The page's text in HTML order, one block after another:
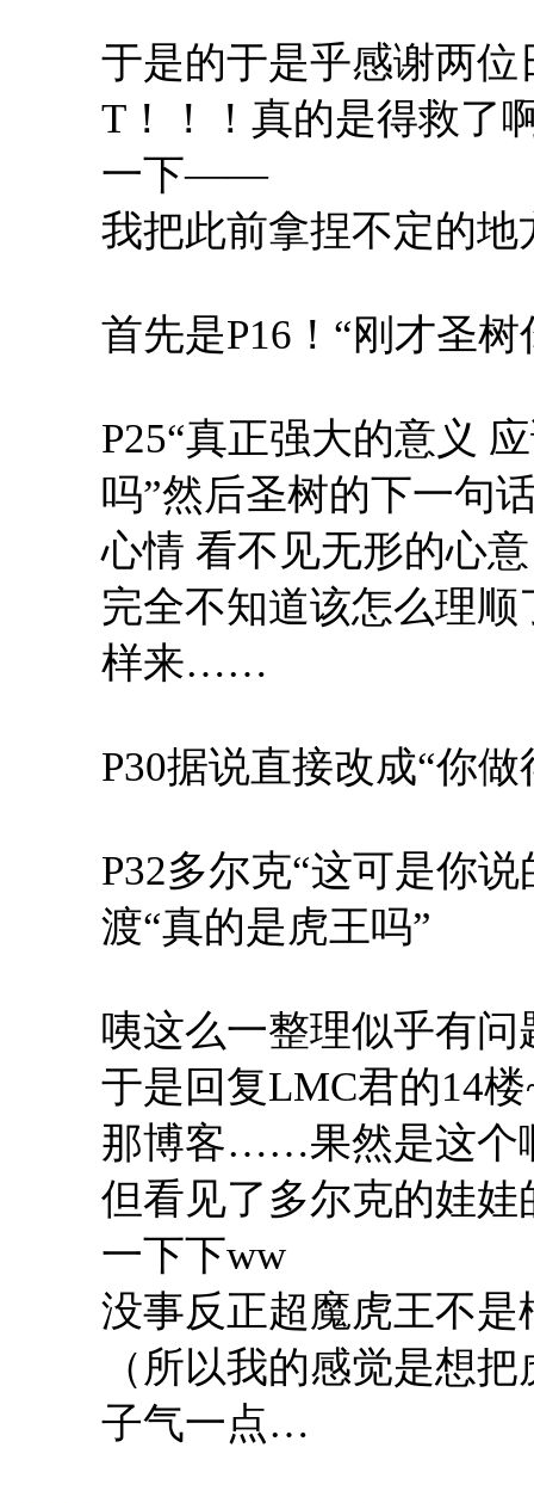
于是的于是乎感谢两位
T！！！真的是得救了
一下——
我把此前拿捏不定的
首先是P16！“刚才圣
P25“真正强大的意义
吗”然后圣树的下一句
心情 看不见无形的心
完全不知道该怎么理
样来……
P30据说直接改成“你
P32多尔克“这可是你
渡“真的是虎王吗”
咦这么一整理似乎有
于是回复LMC君的14楼
那博客……果然是这个
但看见了多尔克的娃
一下下ww
没事反正超魔虎王不
（所以我的感觉是想
子气一点…